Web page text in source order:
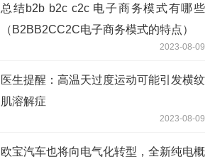
总结b2b b2c c2c 电子商务模式有哪些
（B2BB2CC2C电子商务模式的特点）
2023-08-09
医生提醒：高温天过度运动可能引发横纹
肌溶解症
2023-08-09
欧宝汽车也将向电气化转型，全新纯电概